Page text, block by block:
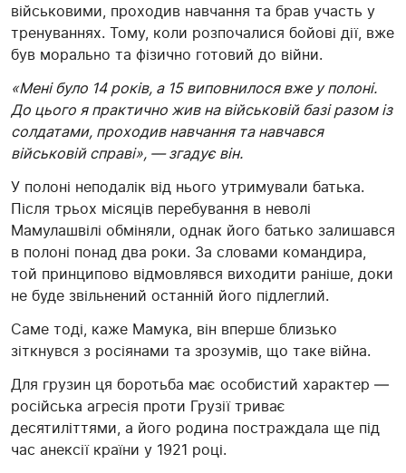
військовими, проходив навчання та брав участь у
тренуваннях. Тому, коли розпочалися бойові дії, вже
був морально та фізично готовий до війни.
«Мені було 14 років, а 15 виповнилося вже у полоні.
До цього я практично жив на військовій базі разом із
солдатами, проходив навчання та навчався
військовій справі», — згадує він.
У полоні неподалік від нього утримували батька.
Після трьох місяців перебування в неволі
Мамулашвілі обміняли, однак його батько залишався
в полоні понад два роки. За словами командира,
той принципово відмовлявся виходити раніше, доки
не буде звільнений останній його підлеглий.
Саме тоді, каже Мамука, він вперше близько
зіткнувся з росіянами та зрозумів, що таке війна.
Для грузин ця боротьба має особистий характер —
російська агресія проти Грузії триває
десятиліттями, а його родина постраждала ще під
час анексії країни у 1921 році.